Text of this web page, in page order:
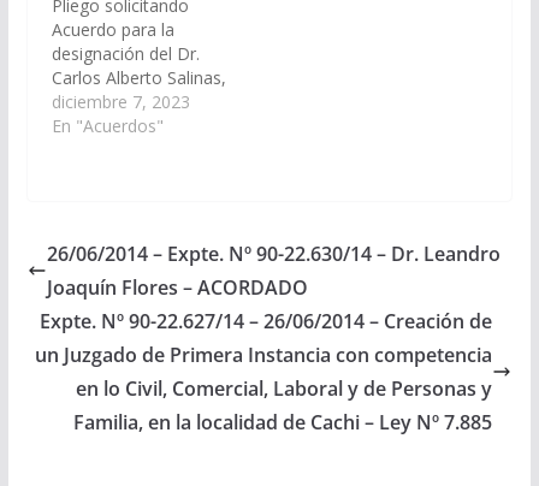
24/05/2018
Pliego solicitando
Acuerdo para la
designación del Dr.
Carlos Alberto Salinas,
D.N.I. N° 30.190.594,
como reemplazante
Comisión de Justicia,
Designaciones).
diciembre 7, 2023
En "Acuerdos"
26/06/2014 – Expte. Nº 90-22.630/14 – Dr. Leandro
Joaquín Flores – ACORDADO
Expte. Nº 90-22.627/14 – 26/06/2014 – Creación de
un Juzgado de Primera Instancia con competencia
en lo Civil, Comercial, Laboral y de Personas y
Familia, en la localidad de Cachi – Ley Nº 7.885